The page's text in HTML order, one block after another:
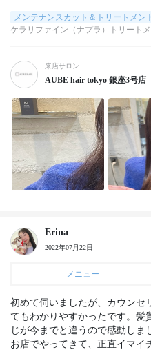
メンテナンスカット＆トリートメン
ケラリファイン（ナプラ）トリート
来店サロン
AUBE hair tokyo 銀座3号店
Erina
2022年07月22日
メニュー
初めて伺いましたが、カウンセ
てもわかりやすかったです。髪
じが今までと違うので感動しま
お店でやってきて、正直イマイ